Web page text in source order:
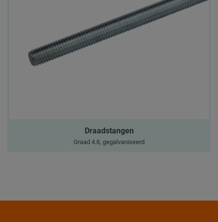
Draadstangen
Graad 4.8, gegalvaniseerd